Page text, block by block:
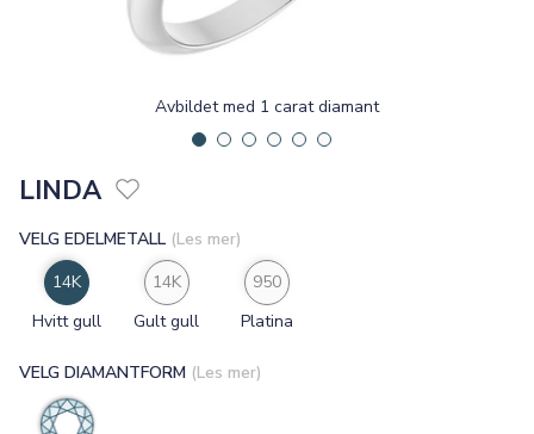
Avbildet med 1 carat diamant
LINDA
VELG EDELMETALL (Les mer)
14K
Hvitt gull
14K
Gult gull
950
Platina
VELG DIAMANTFORM (Les mer)